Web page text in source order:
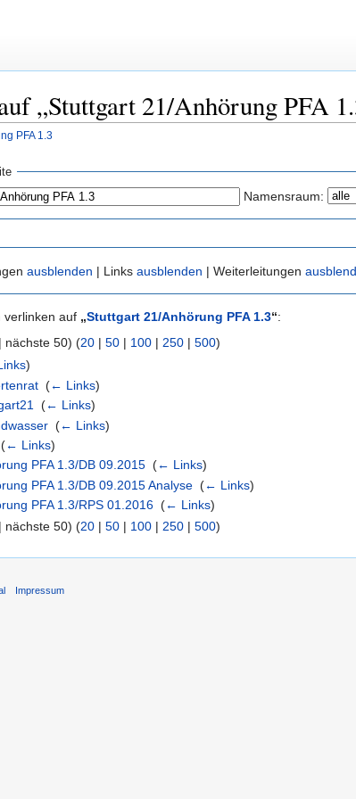
„Stuttgart 21/Anhörung PFA
PFA 1.3
Namensraum:
ausblenden | Links ausblenden | Weiterleitungen
verlinken auf „Stuttgart 21/Anhörung PFA 1.3“:
nächste 50) (20 | 50 | 100 | 250 | 500)
)
(← Links)
(← Links)
(← Links)
(← Links)
PFA 1.3/DB 09.2015 (← Links)
PFA 1.3/DB 09.2015 Analyse (← Links)
PFA 1.3/RPS 01.2016 (← Links)
nächste 50) (20 | 50 | 100 | 250 | 500)
Impressum